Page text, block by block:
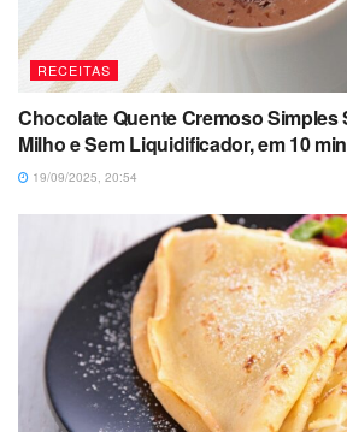
RECEITAS
Chocolate Quente Cremoso Simples
Milho e Sem Liquidificador, em 10
19/09/2025, 20:54